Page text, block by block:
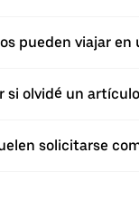
pueden viajar
si olvidé un
solicitarse